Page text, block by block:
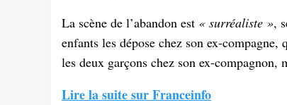
La scène de l’abandon est « surréaliste »,
enfants les dépose chez son ex-
les deux garçons chez son ex-compagnon,
Lire la suite sur Franceinfo